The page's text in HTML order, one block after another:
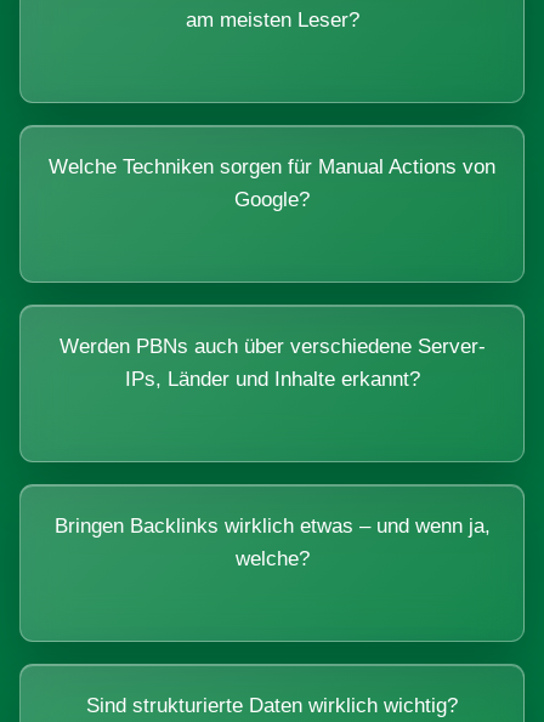
am meisten Leser?
Welche Techniken sorgen für Manual Actions von
Google?
Werden PBNs auch über verschiedene Server-
IPs, Länder und Inhalte erkannt?
Bringen Backlinks wirklich etwas – und wenn ja,
welche?
Sind strukturierte Daten wirklich wichtig?